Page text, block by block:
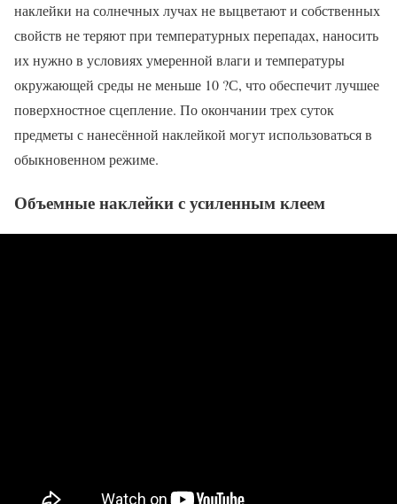
наклейки на солнечных лучах не выцветают и собственных
свойств не теряют при температурных перепадах, наносить
их нужно в условиях умеренной влаги и температуры
окружающей среды не меньше 10 ?С, что обеспечит лучшее
поверхностное сцепление. По окончании трех суток
предметы с нанесённой наклейкой могут использоваться в
обыкновенном режиме.
Объемные наклейки с усиленным клеем